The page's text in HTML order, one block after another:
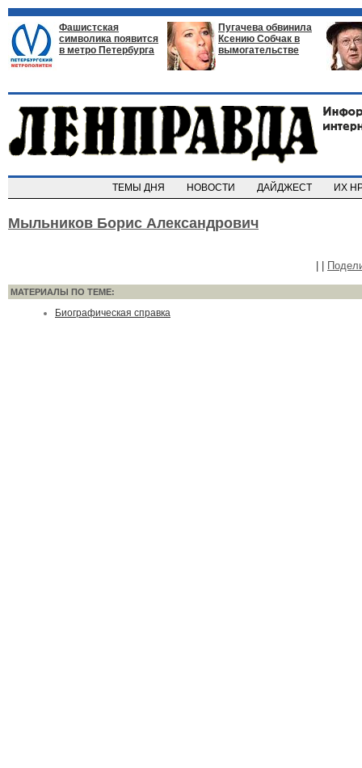
Фашистская
символика появится
в метро Петербурга
Пугачева обвинила
Ксению Собчак в
вымогательстве
ТЕМЫ ДНЯ НОВОСТИ ДАЙДЖЕСТ ИХ
Мыльников Борис Александрович
МАТЕРИАЛЫ ПО ТЕМЕ:
Биографическая справка